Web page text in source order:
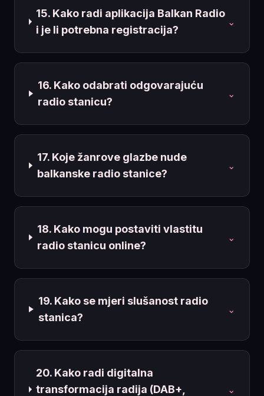
15. Kako radi aplikacija Balkan Radio
i je li potrebna registracija?
⌄
16. Kako odabrati odgovarajuću
radio stanicu?
⌄
17. Koje žanrove glazbe nude
balkanske radio stanice?
⌄
18. Kako mogu postaviti vlastitu
radio stanicu online?
⌄
19. Kako se mjeri slušanost radio
stanica?
⌄
20. Kako radi digitalna
transformacija radija (DAB+,
⌄